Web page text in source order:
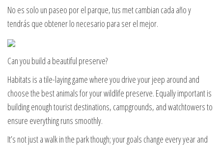
No es solo un paseo por el parque, tus met cambian cada año y
tendrás que obtener lo necesario para ser el mejor.
Can you build a beautiful preserve?
Habitats is a tile-laying game where you drive your jeep around and
choose the best animals for your wildlife preserve. Equally important is
building enough tourist destinations, campgrounds, and watchtowers to
ensure everything runs smoothly.
It’s not just a walk in the park though; your goals change every year and